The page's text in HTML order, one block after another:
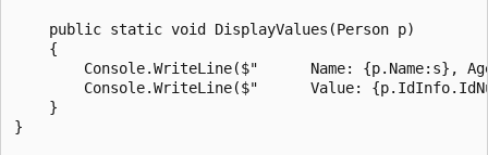
    public static void DisplayValues(Person p)
    {
Console.WriteLine($"      Name: {p.Name:s},
Console.WriteLine($"      Value:
    }
}